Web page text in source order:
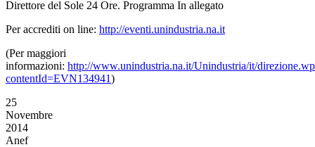
Direttore del Sole 24 Ore. Programma In allegato
Per accrediti on line: http://eventi.unindustria.na.it
(Per maggiori
informazioni: http://www.unindustria.na.it/Unindustria/it/
contentId=EVN134941)
25
Novembre
2014
Anef